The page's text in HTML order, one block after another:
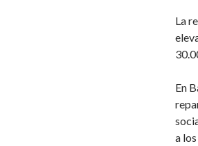
La
En
a